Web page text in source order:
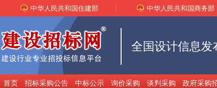
中华人民共和国住建部 中华人民共和国商务部
全国设计信息发
首页 招标采购公告 中标公示 询价采购 谈判采购 政府采购